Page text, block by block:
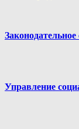
Управление